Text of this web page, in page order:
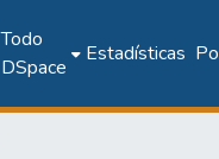
Todo
DSpace
Estadísticas